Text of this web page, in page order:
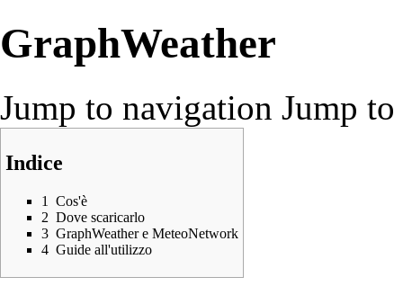
GraphWeather
Jump to navigation Jump to
Indice
1
Cos'è
2 Dove scaricarlo
3 GraphWeather e MeteoNetwork
4 Guide all'utilizzo